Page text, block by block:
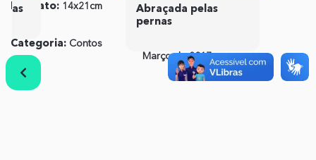
Formato: 14x21cm ISBN:978-85-8009-175-
5
Categoria: Contos
Março de 2017
Abraçada pelas
pernas